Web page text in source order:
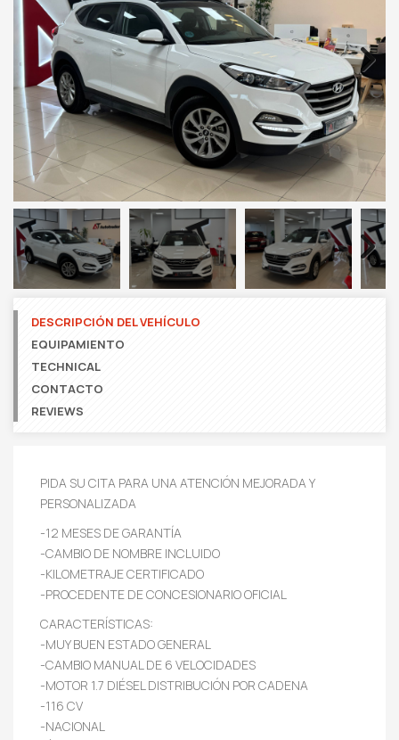
Next
Next
DESCRIPCIÓN DEL VEHÍCULO
EQUIPAMIENTO
TECHNICAL
CONTACTO
REVIEWS
PIDA SU CITA PARA UNA ATENCIÓN MEJORADA Y
PERSONALIZADA
-12 MESES DE GARANTÍA
-CAMBIO DE NOMBRE INCLUIDO
-KILOMETRAJE CERTIFICADO
-PROCEDENTE DE CONCESIONARIO OFICIAL
CARACTERÍSTICAS:
-MUY BUEN ESTADO GENERAL
-CAMBIO MANUAL DE 6 VELOCIDADES
-MOTOR 1.7 DIÉSEL DISTRIBUCIÓN POR CADENA
-116 CV
-NACIONAL